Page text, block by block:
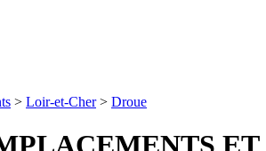
> Loir-et-Cher> Droue